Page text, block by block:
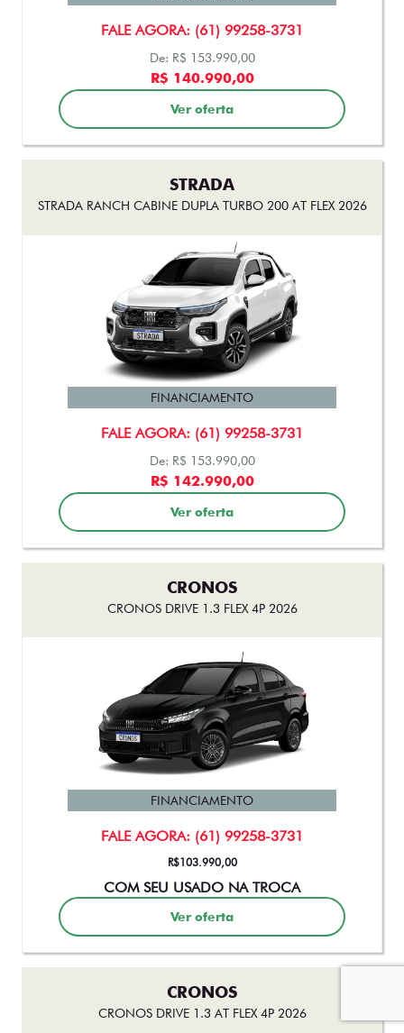
FALE AGORA: (61) 99258-3731
De: R$ 153.990,00
R$ 140.990,00
Ver oferta
STRADA
STRADA RANCH CABINE DUPLA TURBO 200 AT FLEX 2026
FALE AGORA: (61) 99258-3731
FINANCIAMENTO
De: R$ 153.990,00
R$ 142.990,00
Ver oferta
CRONOS
CRONOS DRIVE 1.3 FLEX 4P 2026
FALE AGORA: (61) 99258-3731
FINANCIAMENTO
R$103.990,00
COM SEU USADO NA TROCA
Ver oferta
CRONOS
CRONOS DRIVE 1.3 AT FLEX 4P 2026